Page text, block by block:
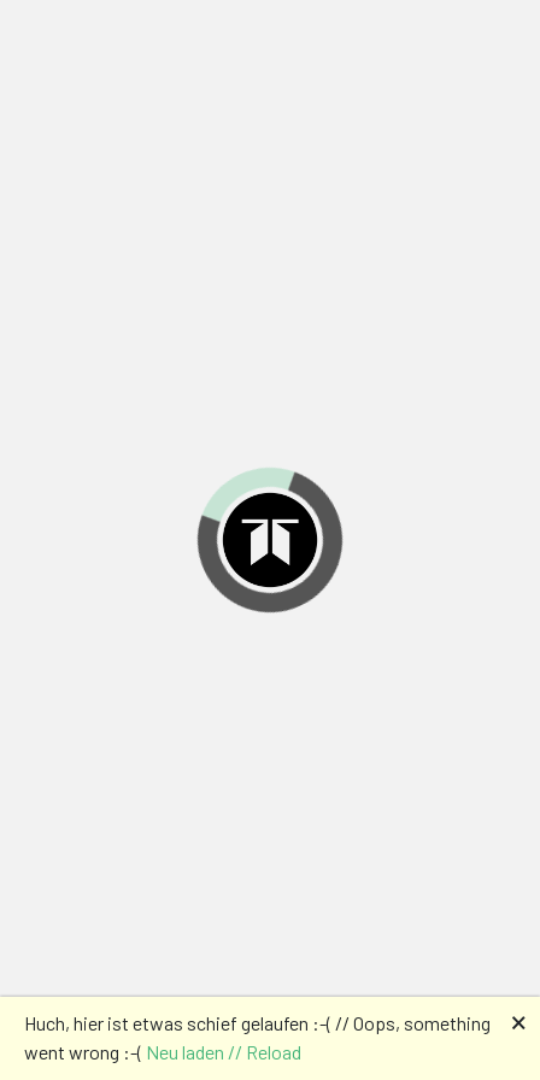
Huch, hier ist etwas schief gelaufen :-( // Oops, something
went wrong :-( Neu laden // Reload
🗙